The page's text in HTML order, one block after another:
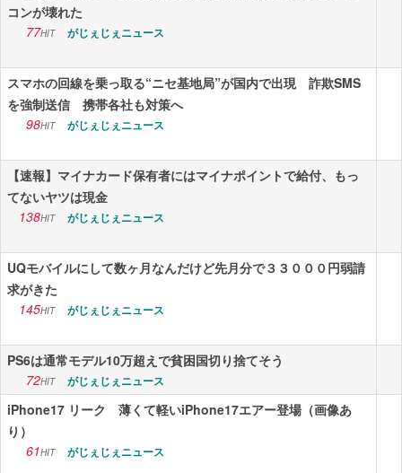
コンが壊れた
77HIT がじぇじぇニュース
スマホの回線を乗っ取る“ニセ基地局”が国内で出現 詐欺SMS
を強制送信 携帯各社も対策へ
98HIT がじぇじぇニュース
【速報】マイナカード保有者にはマイナポイントで給付、もっ
てないヤツは現金
138HIT がじぇじぇニュース
UQモバイルにして数ヶ月なんだけど先月分で３３０００円弱請
求がきた
145HIT がじぇじぇニュース
PS6は通常モデル10万超えで貧困国切り捨てそう
72HIT がじぇじぇニュース
iPhone17 リーク 薄くて軽いiPhone17エアー登場（画像あ
り）
61HIT がじぇじぇニュース